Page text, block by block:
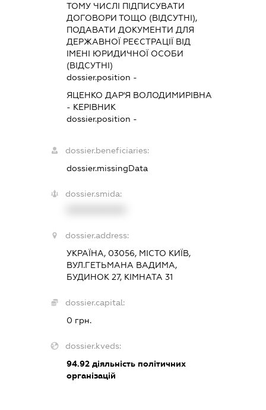
ТОМУ ЧИСЛІ ПІДПИСУВАТИ
ДОГОВОРИ ТОЩО (ВІДСУТНІ),
ПОДАВАТИ ДОКУМЕНТИ ДЛЯ
ДЕРЖАВНОЇ РЕЄСТРАЦІЇ ВІД
ІМЕНІ ЮРИДИЧНОЇ ОСОБИ
(ВІДСУТНІ)
dossier.position -
ЯЦЕНКО ДАР'Я ВОЛОДИМИРІВНА
- КЕРІВНИК
dossier.position -
dossier.beneficiaries:
dossier.missingData
dossier.smida:
dossier.address:
УКРАЇНА, 03056, МІСТО КИЇВ,
ВУЛ.ГЕТЬМАНА ВАДИМА,
БУДИНОК 27, КІМНАТА 31
dossier.capital:
0 грн.
dossier.kveds:
94.92 діяльність політичних
організацій